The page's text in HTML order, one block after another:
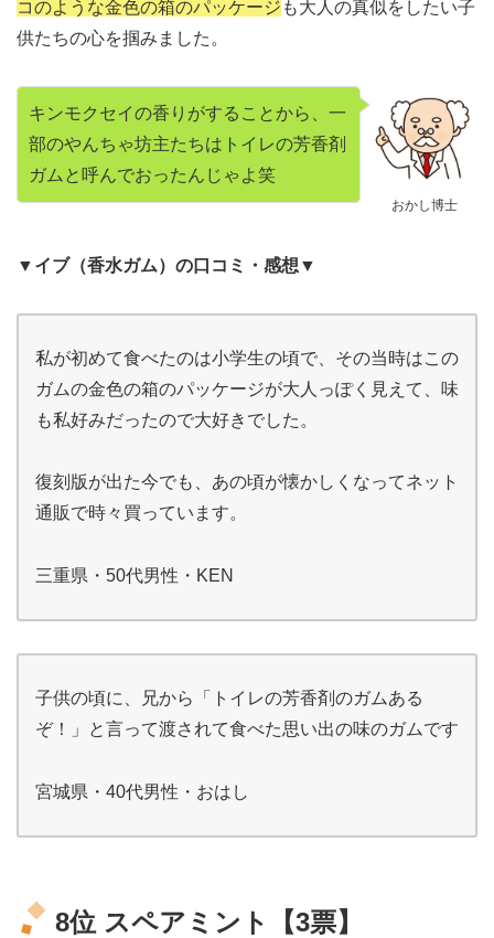
コのような金色の箱のパッケージ も大人の真似をしたい子
供たちの心を掴みました。
おかし博士
キンモクセイの香りがすることから、一
部のやんちゃ坊主たちはトイレの芳香剤
ガムと呼んでおったんじゃよ笑
▼イブ（香水ガム）の口コミ・感想▼
私が初めて食べたのは小学生の頃で、その当時はこの
ガムの金色の箱のパッケージが大人っぽく見えて、味
も私好みだったので大好きでした。
復刻版が出た今でも、あの頃が懐かしくなってネット
通販で時々買っています。
三重県・50代男性・KEN
子供の頃に、兄から「トイレの芳香剤のガムある
ぞ！」と言って渡されて食べた思い出の味のガムです
宮城県・40代男性・おはし
8位 スペアミント【3票】